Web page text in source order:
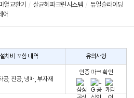
열교환기 / 살균헤파크린시스템 / 듀얼슬라이딩
어
치비 포함 내역 유의사항
공, 진공, 냉매, 부자재
인증 마크 확인